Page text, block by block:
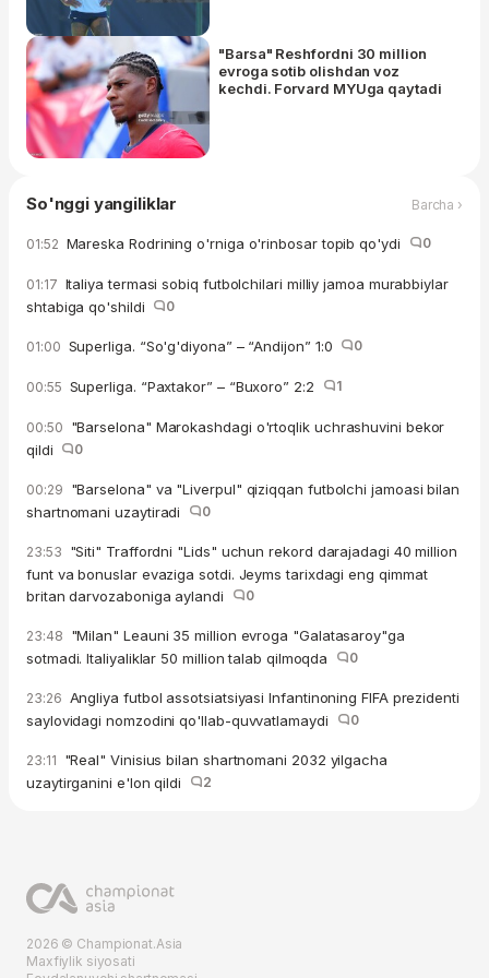
"Barsa" Reshfordni 30 million
evroga sotib olishdan voz
kechdi. Forvard MYUga qaytadi
So'nggi yangiliklar Barcha ›
01:52 Mareska Rodrining o'rniga o'rinbosar topib qo'ydi 0
01:17 Italiya termasi sobiq futbolchilari milliy jamoa murabbiylar
shtabiga qo'shildi
0
01:00 Superliga. “So'g'diyona” – “Andijon” 1:0 0
00:55 Superliga. “Paxtakor” – “Buxoro” 2:2 1
00:50 "Barselona" Marokashdagi o'rtoqlik uchrashuvini bekor
qildi
0
00:29 "Barselona" va "Liverpul" qiziqqan futbolchi jamoasi bilan
shartnomani uzaytiradi
0
23:53 "Siti" Traffordni "Lids" uchun rekord darajadagi 40 million
funt va bonuslar evaziga sotdi. Jeyms tarixdagi eng qimmat
britan darvozaboniga aylandi
0
23:48 "Milan" Leauni 35 million evroga "Galatasaroy"ga
sotmadi. Italiyaliklar 50 million talab qilmoqda
0
23:26 Angliya futbol assotsiatsiyasi Infantinoning FIFA prezidenti
saylovidagi nomzodini qo'llab-quvvatlamaydi
0
23:11 "Real" Vinisius bilan shartnomani 2032 yilgacha
uzaytirganini e'lon qildi
2
2026 © Championat.Asia
Maxfiylik siyosati